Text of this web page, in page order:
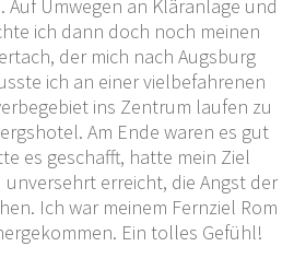
Umwegen an Kläranlage und
ich dann doch noch meinen
der mich nach Augsburg
ich an einer vielbefahrenen
ins Zentrum laufen zu
Am Ende waren es gut
es geschafft, hatte mein Ziel
erreicht, die Angst der
Ich war meinem Fernziel Rom
Ein tolles Gefühl!